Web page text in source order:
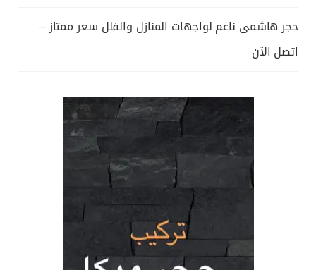
حجر هاشمى ناعم لواجهات المنازل والفلل سعر ممتاز –
اتصل الآن